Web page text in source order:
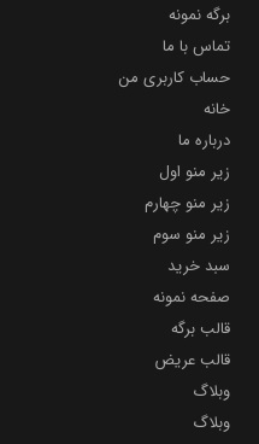
برگه نمونه
تماس با ما
حساب کاربری من
خانه
درباره ما
زیر منو اول
زیر منو چهارم
زیر منو سوم
سبد خرید
صفحه نمونه
قالب برگه
قالب عریض
وبلاگ
وبلاگ